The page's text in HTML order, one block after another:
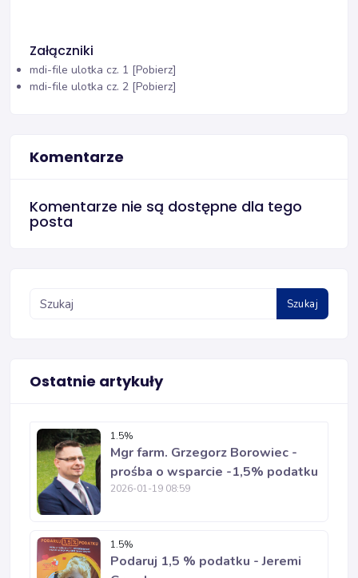
Załączniki
mdi-file ulotka cz. 1 [Pobierz]
mdi-file ulotka cz. 2 [Pobierz]
Komentarze
Komentarze nie są dostępne dla tego
posta
Szukaj
Ostatnie artykuły
1.5%
Mgr farm. Grzegorz Borowiec -
prośba o wsparcie -1,5% podatku
2026-01-19 08:59
1.5%
Podaruj 1,5 % podatku - Jeremi